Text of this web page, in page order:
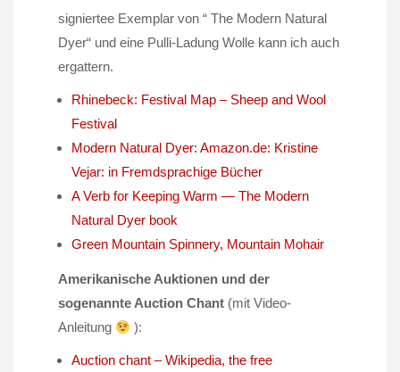
signiertee Exemplar von “ The Modern Natural
Dyer“ und eine Pulli-Ladung Wolle kann ich auch
ergattern.
Rhinebeck: Festival Map – Sheep and Wool
Festival
Modern Natural Dyer: Amazon.de: Kristine
Vejar: in Fremdsprachige Bücher
A Verb for Keeping Warm — The Modern
Natural Dyer book
Green Mountain Spinnery, Mountain Mohair
Amerikanische Auktionen und der
sogenannte Auction Chant (mit Video-
Anleitung
):
Auction chant – Wikipedia, the free